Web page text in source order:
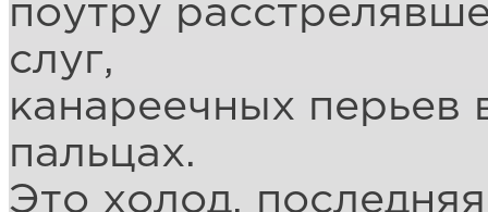
поутру
слуг,
канареечных перьев
пальцах.
Это холод,